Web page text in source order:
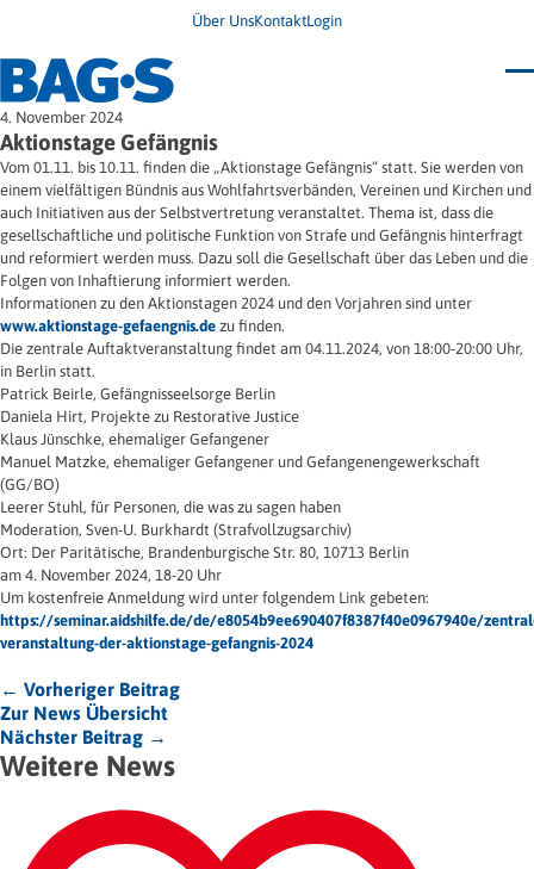
Über UnsKontaktLogin
Bundestagung 2026
Wo finde ich Hilfe?
News
Termine
Veröffentlichungen
Infodienst
Wegweiser
Jugendbroschüre
Impulse
Presse & Stellungnahmen
Newsletter
Unsere Themen
Angehörige
Ersatzfreiheitsstrafe
Freie Straffälligenhilfe
Gesundheit
Migration
Frauen
Wohnen
4. November 2024
Aktionstage Gefängnis
Vom 01.11. bis 10.11. finden die „Aktionstage Gefängnis“ statt. Sie werden von
einem vielfältigen Bündnis aus Wohlfahrtsverbänden, Vereinen und Kirchen und
auch Initiativen aus der Selbstvertretung veranstaltet. Thema ist, dass die
gesellschaftliche und politische Funktion von Strafe und Gefängnis hinterfragt
und reformiert werden muss. Dazu soll die Gesellschaft über das Leben und die
Folgen von Inhaftierung informiert werden.
Informationen zu den Aktionstagen 2024 und den Vorjahren sind unter
www.aktionstage-gefaengnis.de zu finden.
Die zentrale Auftaktveranstaltung findet am 04.11.2024, von 18:00-20:00 Uhr,
in Berlin statt.
Patrick Beirle, Gefängnisseelsorge Berlin
Daniela Hirt, Projekte zu Restorative Justice
Klaus Jünschke, ehemaliger Gefangener
Manuel Matzke, ehemaliger Gefangener und Gefangenengewerkschaft
(GG/BO)
Leerer Stuhl, für Personen, die was zu sagen haben
Moderation, Sven-U. Burkhardt (Strafvollzugsarchiv)
Ort: Der Paritätische, Brandenburgische Str. 80, 10713 Berlin
am 4. November 2024, 18-20 Uhr
Um kostenfreie Anmeldung wird unter folgendem Link gebeten:
https://seminar.aidshilfe.de/de/e8054b9ee690407f8387f40e0967940e/
veranstaltung-der-aktionstage-gefangnis-2024
← Vorheriger Beitrag
Zur News Übersicht
Nächster Beitrag →
Weitere News